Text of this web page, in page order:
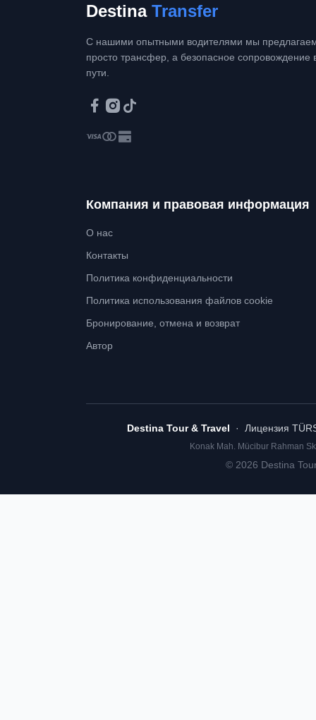
DestinaTransfer
С нашими опытными водителями мы
просто трансфер, а безопасное сопровождение
пути.
Компания и правовая информация
О нас
Контакты
Политика конфиденциальности
Политика использования файлов cookie
Бронирование, отмена и возврат
Автор
Destina Tour & Travel · Лицензия
Konak Mah. Mücibur Rahman
© 2026 Destina